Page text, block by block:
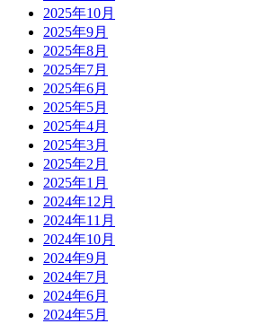
2025年10月
2025年9月
2025年8月
2025年7月
2025年6月
2025年5月
2025年4月
2025年3月
2025年2月
2025年1月
2024年12月
2024年11月
2024年10月
2024年9月
2024年7月
2024年6月
2024年5月